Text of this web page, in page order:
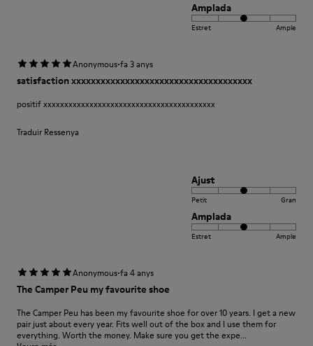
Amplada
Estret Ample
Anonymous·fa 3 anys
satisfaction xxxxxxxxxxxxxxxxxxxxxxxxxxxxxxxxxxxxx
positif xxxxxxxxxxxxxxxxxxxxxxxxxxxxxxxxxxxxxxxxx
Traduir Ressenya
Ajust
Petit Gran
Amplada
Estret Ample
Anonymous·fa 4 anys
The Camper Peu my favourite shoe
The Camper Peu has been my favourite shoe for over 10 years. I get a new
pair just about every year. Fits well out of the box and I use them for
everything. Worth the money. Make sure you get the expe...